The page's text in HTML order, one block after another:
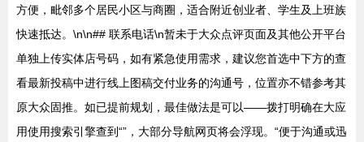
方便，毗邻多个居民小区与商圈，适合附近创业者、学生及上班族
快速抵达。\n\n## 联系电话\n暂未于大众点评页面及其他公开平台
单独上传实体店号码，如有紧急使用需求，建议您首选中下方的查
看最新投稿中进行线上图稿交付业务的沟通号，位置亦不错参考其
原大众固推。如已提前规划，最佳做法是可以——拨打明确在大应
用使用搜索引擎查到“”，大部分导航网页将会浮现。“便于沟通或迅